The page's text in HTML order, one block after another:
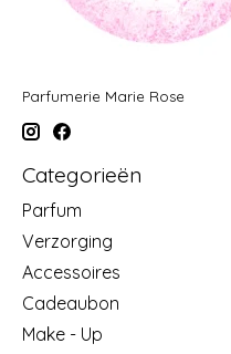
Parfumerie Marie Rose
Categorieën
Parfum
Verzorging
Accessoires
Cadeaubon
Make - Up